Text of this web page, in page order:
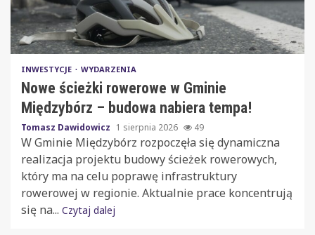
INWESTYCJE WYDARZENIA
Nowe ścieżki rowerowe w Gminie
Międzybórz – budowa nabiera tempa!
Tomasz Dawidowicz 1 sierpnia 2026 49
W Gminie Międzybórz rozpoczęła się dynamiczna
realizacja projektu budowy ścieżek rowerowych,
który ma na celu poprawę infrastruktury
rowerowej w regionie. Aktualnie prace koncentrują
się na... Czytaj dalej